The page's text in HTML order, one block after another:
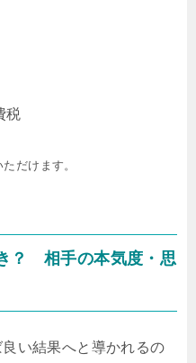
税
だけます。
？ 相手の本気度・思
い結果へと導かれるの